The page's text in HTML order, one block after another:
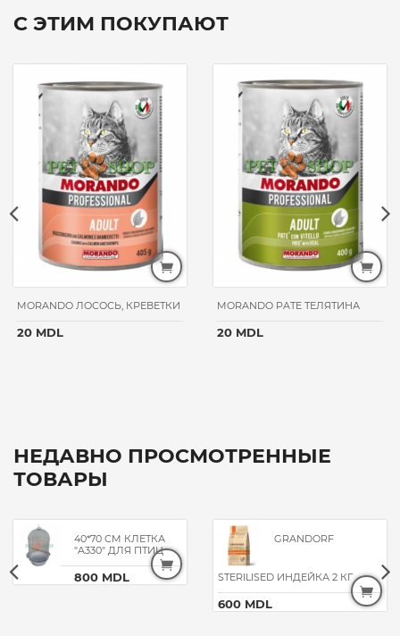
С ЭТИМ ПОКУПАЮТ
MORANDO ЛОСОСЬ, КРЕВЕТКИ
20 MDL
MORANDO PATE ТЕЛЯТИНА
20 MDL
НЕДАВНО ПРОСМОТРЕННЫЕ
ТОВАРЫ
40*70 CM КЛЕТКА
"A330" ДЛЯ ПТИЦ
800 MDL
GRANDORF
STERILISED ИНДЕЙКА 2 КГ
600 MDL